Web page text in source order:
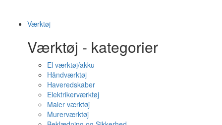
Værktøj
Værktøj - kategorier
El værktøj/akku
Håndværktøj
Haveredskaber
Elektrikerværktøj
Maler værktøj
Murerværktøj